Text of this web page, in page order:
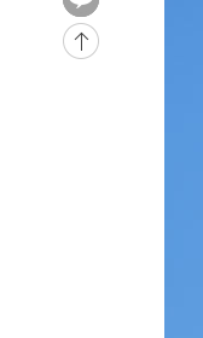
-18143초 전 >
내일
-17780초 전 >
트럼
"美간
[속보]
[속보]
[속보]
[속보]
서울 열